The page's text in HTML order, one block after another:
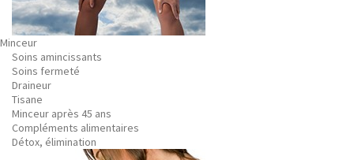
Minceur
Soins amincissants
Soins fermeté
Draineur
Tisane
Minceur après 45 ans
Compléments alimentaires
Détox, élimination